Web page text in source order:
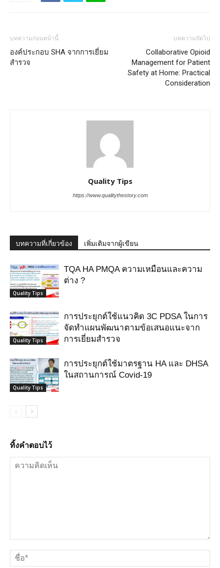
บทความก่อนหน้านี้
องค์ประกอบ SHA จากการเยี่ยม
สำรวจ
บทความถัดไป
Collaborative Opioid
Management for Patient
Safety at Home: Practical
Consideration
Quality Tips
https://www.qualitythestory.com
บทความที่เกี่ยวข้อง เพิ่มเติมจากผู้เขียน
Quality Tips
TQA HA PMQA ความเหมือนและความ
ต่าง ?
Quality Tips
การประยุกต์ใช้แนวคิด 3C PDSA ในการ
จัดทำแผนพัฒนาตามข้อเสนอแนะจาก
การเยี่ยมสำรวจ
Quality Tips
การประยุกต์ใช้มาตรฐาน HA และ DHSA
ในสถานการณ์ Covid-19
ทิ้งคำตอบไว้